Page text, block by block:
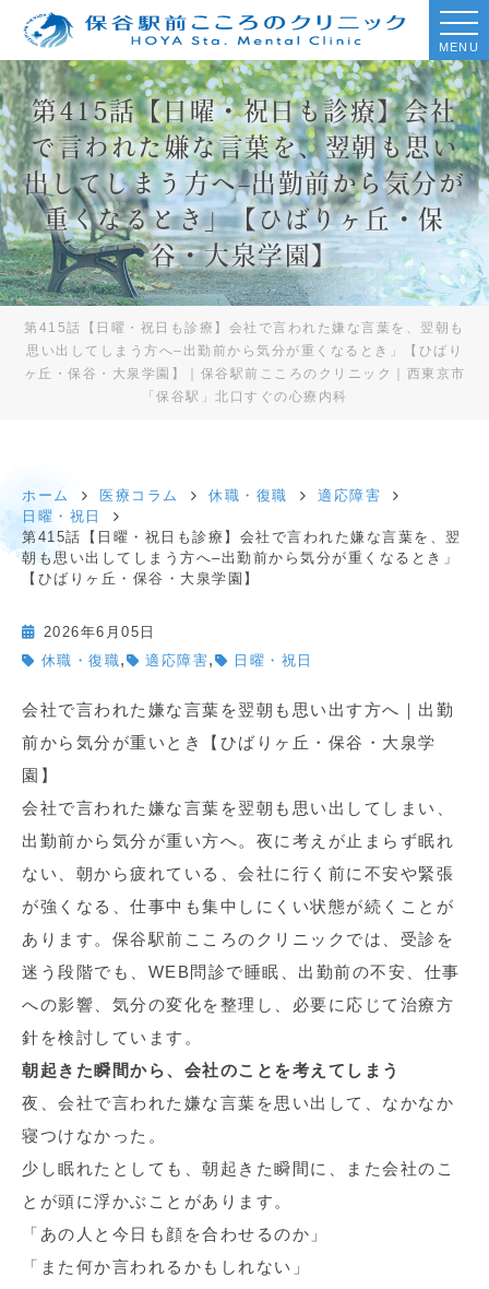
MENU
第415話【日曜・祝日も診療】会社
で言われた嫌な言葉を、翌朝も思い
出してしまう方へ–出勤前から気分が
重くなるとき」【ひばりヶ丘・保
谷・大泉学園】
第415話【日曜・祝日も診療】会社で言われた嫌な言葉を、翌朝も
思い出してしまう方へ–出勤前から気分が重くなるとき」【ひばり
ヶ丘・保谷・大泉学園】｜保谷駅前こころのクリニック｜西東京市
「保谷駅」北口すぐの心療内科
ホーム 医療コラム 休職・復職
適応障害
日曜・祝日
第415話【日曜・祝日も診療】会社で言われた嫌な言葉を、翌
朝も思い出してしまう方へ–出勤前から気分が重くなるとき」
【ひばりヶ丘・保谷・大泉学園】
2026年6月05日
休職・復職, 適応障害, 日曜・祝日
会社で言われた嫌な言葉を翌朝も思い出す方へ｜出勤
前から気分が重いとき【ひばりヶ丘・保谷・大泉学
園】
会社で言われた嫌な言葉を翌朝も思い出してしまい、
出勤前から気分が重い方へ。夜に考えが止まらず眠れ
ない、朝から疲れている、会社に行く前に不安や緊張
が強くなる、仕事中も集中しにくい状態が続くことが
あります。保谷駅前こころのクリニックでは、受診を
迷う段階でも、WEB問診で睡眠、出勤前の不安、仕事
への影響、気分の変化を整理し、必要に応じて治療方
針を検討しています。
朝起きた瞬間から、会社のことを考えてしまう
夜、会社で言われた嫌な言葉を思い出して、なかなか
寝つけなかった。
少し眠れたとしても、朝起きた瞬間に、また会社のこ
とが頭に浮かぶことがあります。
「あの人と今日も顔を合わせるのか」
「また何か言われるかもしれない」